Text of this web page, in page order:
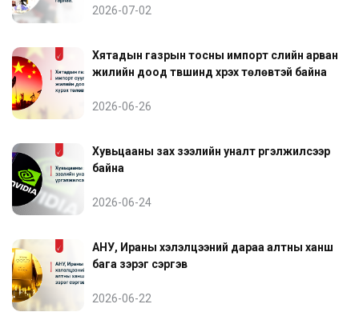
2026-07-02
Хятадын газрын тосны импорт сүүлийн арван
жилийн доод түвшинд хүрэх төлөвтэй байна
2026-06-26
Хувьцааны зах зээлийн уналт үргэлжилсээр
байна
2026-06-24
АНУ, Ираны хэлэлцээний дараа алтны ханш
бага зэрэг сэргэв
2026-06-22